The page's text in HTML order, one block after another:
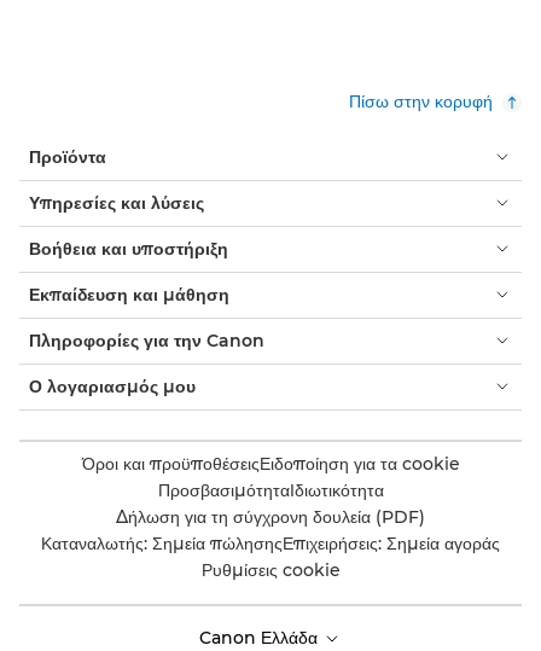
Πίσω στην κορυφή
Προϊόντα
Υπηρεσίες και λύσεις
Βοήθεια και υποστήριξη
Εκπαίδευση και μάθηση
Πληροφορίες για την Canon
Ο λογαριασμός μου
Όροι και προϋποθέσειςΕιδοποίηση για τα cookie
ΠροσβασιμότηταΙδιωτικότητα
Δήλωση για τη σύγχρονη δουλεία (PDF)
Καταναλωτής: Σημεία πώλησηςΕπιχειρήσεις: Σημεία αγοράς
Ρυθμίσεις cookie
Canon Ελλάδα